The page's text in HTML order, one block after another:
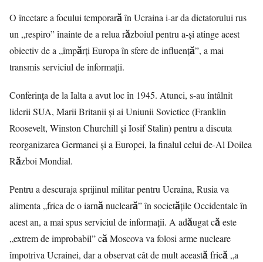
O încetare a focului temporară în Ucraina i-ar da dictatorului rus
un „respiro” înainte de a relua războiul pentru a-și atinge acest
obiectiv de a „împărți Europa în sfere de influență”, a mai
transmis serviciul de informații.
Conferința de la Ialta a avut loc în 1945. Atunci, s-au întâlnit
liderii SUA, Marii Britanii și ai Uniunii Sovietice (Franklin
Roosevelt, Winston Churchill și Iosif Stalin) pentru a discuta
reorganizarea Germanei și a Europei, la finalul celui de-Al Doilea
Război Mondial.
Pentru a descuraja sprijinul militar pentru Ucraina, Rusia va
alimenta „frica de o iarnă nucleară” în societățile Occidentale în
acest an, a mai spus serviciul de informații. A adăugat că este
„extrem de improbabil” că Moscova va folosi arme nucleare
împotriva Ucrainei, dar a observat cât de mult această frică „a